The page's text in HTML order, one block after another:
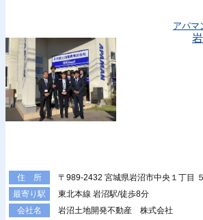
アパマ
住 所
〒989-2432 宮城県岩沼市中央１丁目
最寄り駅
東北本線 岩沼駅/徒歩8分
会社名
岩沼土地開発不動産 株式会社